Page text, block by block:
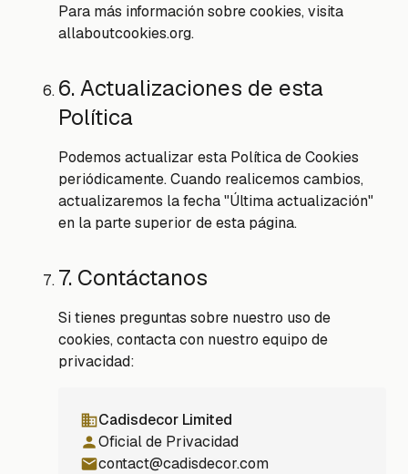
Para más información sobre cookies, visita
allaboutcookies.org.
6. Actualizaciones de esta
Política
Podemos actualizar esta Política de Cookies
periódicamente. Cuando realicemos cambios,
actualizaremos la fecha "Última actualización"
en la parte superior de esta página.
7. Contáctanos
Si tienes preguntas sobre nuestro uso de
cookies, contacta con nuestro equipo de
privacidad:
Cadisdecor Limited
Oficial de Privacidad
contact@cadisdecor.com